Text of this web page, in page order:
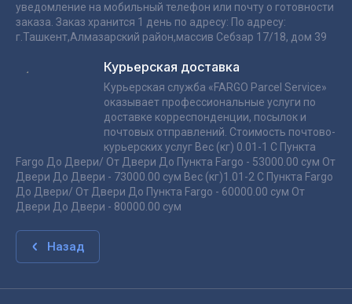
уведомление на мобильный телефон или почту о готовности
заказа. Заказ хранится 1 день по адресу: По адресу:
г.Ташкент,Алмазарский район,массив Себзар 17/18, дом 39
Курьерская доставка
Курьерская служба «FARGO Parcel Service»
оказывает профессиональные услуги по
доставке корреспонденции, посылок и
почтовых отправлений. Стоимость почтово-
курьерских услуг Вес (кг) 0.01-1 С Пункта
Fargo До Двери/ От Двери До Пункта Fargo - 53000.00 сум От
Двери До Двери - 73000.00 сум Вес (кг)1.01-2 С Пункта Fargo
До Двери/ От Двери До Пункта Fargo - 60000.00 сум От
Двери До Двери - 80000.00 сум
Назад